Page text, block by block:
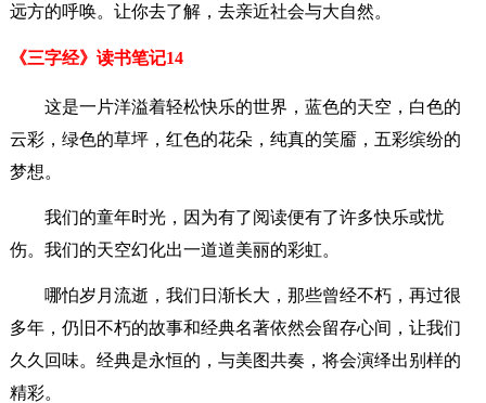
远方的呼唤。让你去了解，去亲近社会与大自然。
《三字经》读书笔记14
这是一片洋溢着轻松快乐的世界，蓝色的天空，白色的
云彩，绿色的草坪，红色的花朵，纯真的笑靥，五彩缤纷的
梦想。
我们的童年时光，因为有了阅读便有了许多快乐或忧
伤。我们的天空幻化出一道道美丽的彩虹。
哪怕岁月流逝，我们日渐长大，那些曾经不朽，再过很
多年，仍旧不朽的故事和经典名著依然会留存心间，让我们
久久回味。经典是永恒的，与美图共奏，将会演绎出别样的
精彩。